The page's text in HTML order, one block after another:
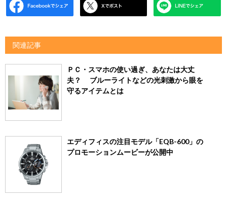
関連記事
ＰＣ・スマホの使い過ぎ、あなたは大丈
夫？ ブルーライトなどの光刺激から眼を
守るアイテムとは
エディフィスの注目モデル「EQB-600」の
プロモーションムービーが公開中